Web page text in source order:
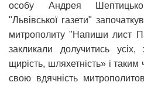
особу Андрея
"Львівської газети"
митрополиту "Напиши лист
закликали долучитись
щирість, шляхетність» і
свою вдячність